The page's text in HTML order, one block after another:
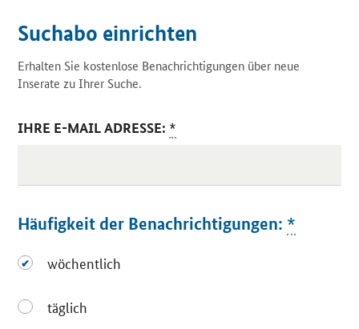
Suchabo einrichten
Erhalten Sie kostenlose Benachrichtigungen über neue
Inserate zu Ihrer Suche.
IHRE E-MAIL ADRESSE: *
Häufigkeit der Benachrichtigungen: *
wöchentlich
wöchentlich
täglich
täglich